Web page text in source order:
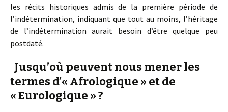
les récits historiques admis de la première période de
l’indétermination, indiquant que tout au moins, l’héritage
de l’indétermination aurait besoin d’être quelque peu
postdaté.
Jusqu’où peuvent nous mener les
termes d’« Afrologique » et de
« Eurologique » ?